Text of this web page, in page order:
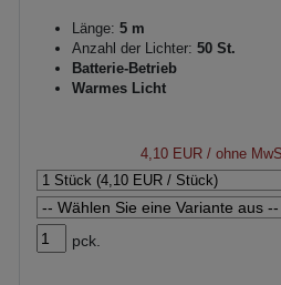
Länge: 5 m
Anzahl der Lichter: 50 St.
Batterie-Betrieb
Warmes Licht
4,10 EUR / ohne
pck.